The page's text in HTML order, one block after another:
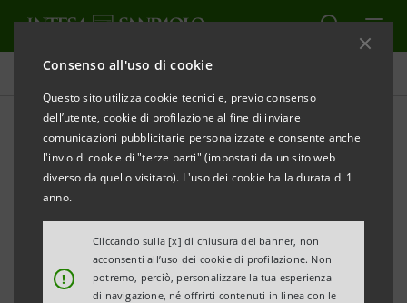
Consenso all'uso di cookie
Questo sito utilizza cookie tecnici e, previo consenso
dell’utente, cookie di profilazione al fine di inviare
comunicazioni pubblicitarie personalizzate e consente anche
l'invio di cookie di "terze parti" (impostati da un sito web
diverso da quello visitato). L'uso dei cookie ha la durata di 1
anno.
!
Cliccando sulla [x] di chiusura del banner, non
acconsenti all’uso dei cookie di profilazione. Non
potremo, perciò, personalizzare la tua esperienza
di navigazione, né offrirti contenuti in linea con le
Tutte le news
Intesa Sanpaolo colloca con
successo bond dual tranche
da €2 mld